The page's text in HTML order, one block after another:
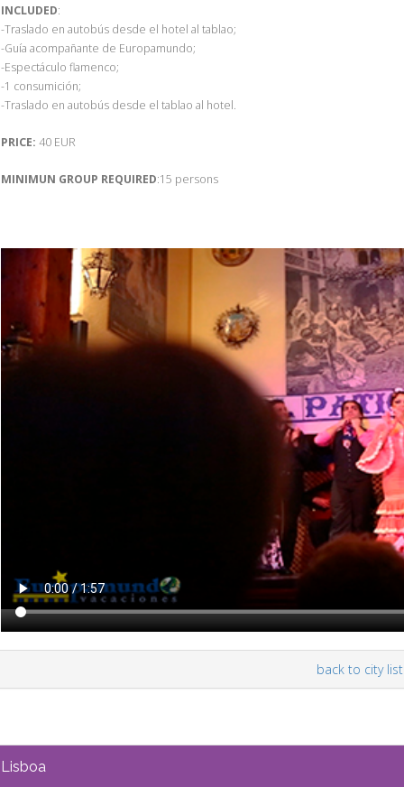
INCLUDED:
-Traslado en autobús desde el hotel al tablao;
-Guía acompañante de Europamundo;
-Espectáculo flamenco;
-1 consumición;
-Traslado en autobús desde el tablao al hotel.
PRICE: 40 EUR
MINIMUN GROUP REQUIRED:15 persons
back to city list
Lisboa